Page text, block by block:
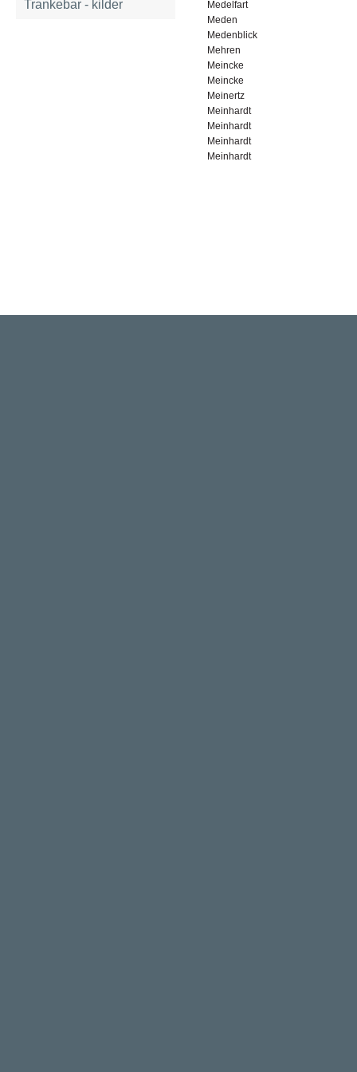
Trankebar - kilder
Medelfart
Meden
Medenblick
Mehren
Meincke
Meincke
Meinertz
Meinhardt
Meinhardt
Meinhardt
Meinhardt